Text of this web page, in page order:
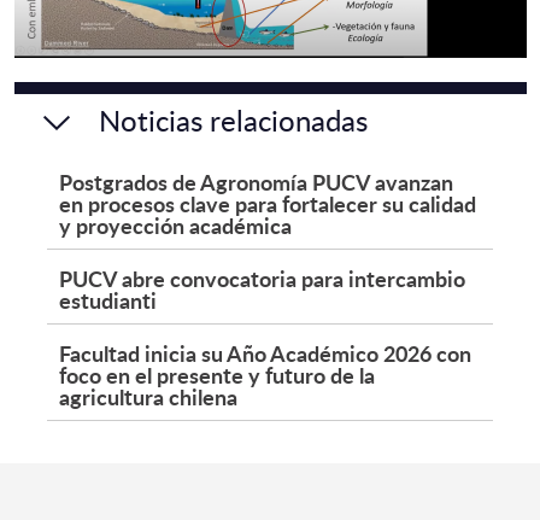
Noticias relacionadas
Postgrados de Agronomía PUCV avanzan
en procesos clave para fortalecer su calidad
y proyección académica
PUCV abre convocatoria para intercambio
estudianti
Facultad inicia su Año Académico 2026 con
foco en el presente y futuro de la
agricultura chilena